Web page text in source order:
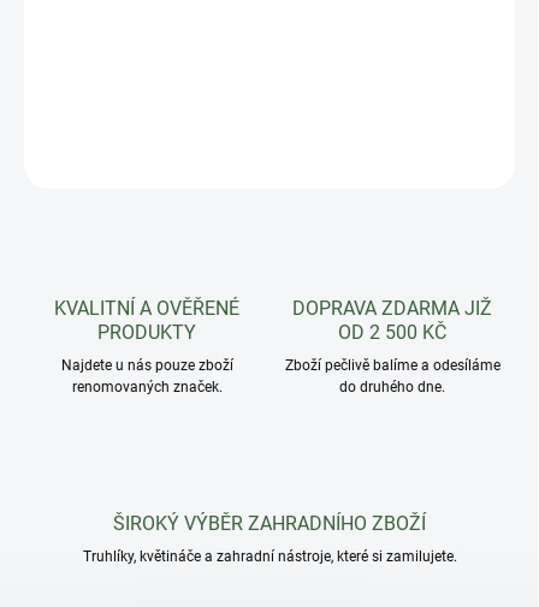
KVALITNÍ A OVĚŘENÉ
PRODUKTY
Najdete u nás pouze zboží
renomovaných značek.
DOPRAVA ZDARMA JIŽ
OD 2 500 KČ
Zboží pečlivě balíme a odesíláme
do druhého dne.
ŠIROKÝ VÝBĚR ZAHRADNÍHO ZBOŽÍ
Truhlíky, květináče a zahradní nástroje, které si zamilujete.